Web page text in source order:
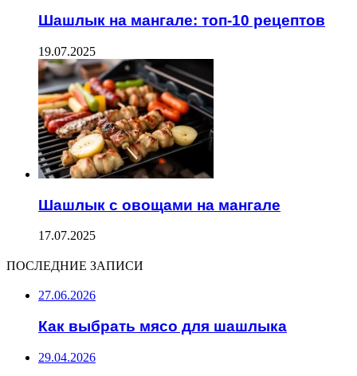
Шашлык на мангале: топ-10 рецептов
19.07.2025
Шашлык с овощами на мангале
17.07.2025
ПОСЛЕДНИЕ ЗАПИСИ
27.06.2026
Как выбрать мясо для шашлыка
29.04.2026